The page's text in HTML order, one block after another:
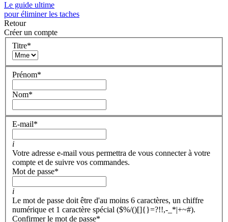
Le guide ultime
pour éliminer les taches
Retour
Créer un compte
Titre*
Prénom*
Nom*
E-mail*
i
Votre adresse e-mail vous permettra de vous connecter à votre
compte et de suivre vos commandes.
Mot de passe*
i
Le mot de passe doit être d'au moins 6 caractères, un chiffre
numérique et 1 caractère spécial ($%/()[]{}=?!!,-_*|+~#).
Confirmer le mot de passe*